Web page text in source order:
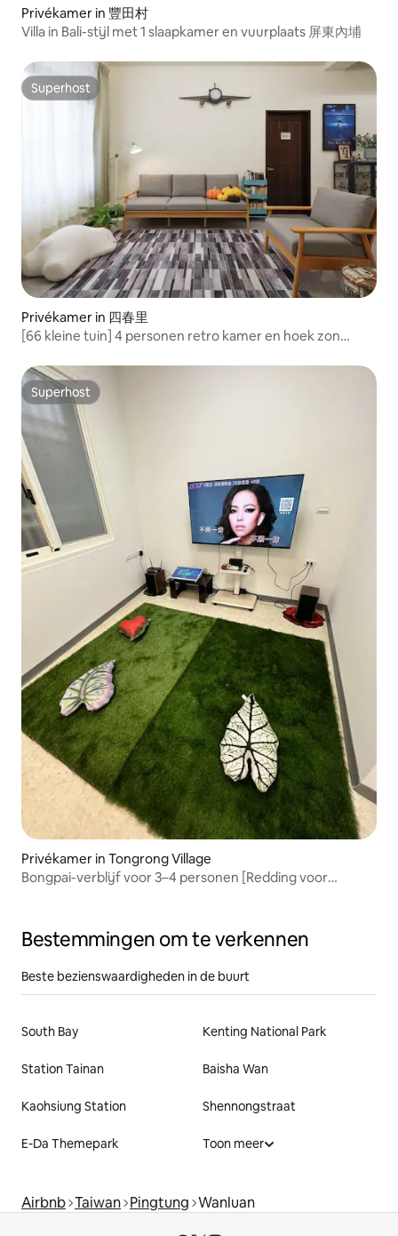
Privékamer in 豐田村
Villa in Bali-stijl met 1 slaapkamer en vuurplaats 屏東內埔
Superhost
Superhost
Privékamer in 四春里
[66 kleine tuin] 4 personen retro kamer en hoek zon
mooi landhuis
Superhost
Superhost
Privékamer in Tongrong Village
Bongpai-verblijf voor 3–4 personen [Redding voor
88 | De beste keuze voor een intensieve rondreis door
Zuid-Taiwan
Bestemmingen om te verkennen
Beste bezienswaardigheden in de buurt
South Bay Kenting National Park
Station Tainan Baisha Wan
Kaohsiung Station Shennongstraat
E-Da Themepark Toon meer
Airbnb Taiwan Pingtung Wanluan